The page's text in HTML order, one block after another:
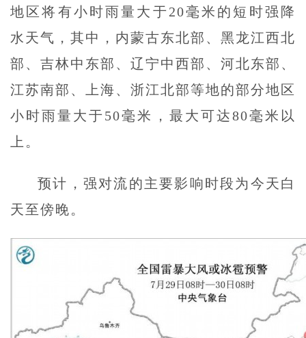
地区将有小时雨量大于20毫米的短时强降
水天气，其中，内蒙古东北部、黑龙江西北
部、吉林中东部、辽宁中西部、河北东部、
江苏南部、上海、浙江北部等地的部分地区
小时雨量大于50毫米，最大可达80毫米以
上。
预计，强对流的主要影响时段为今天白
天至傍晚。